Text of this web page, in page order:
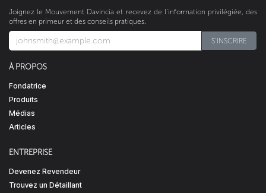
Joignez le Mouvement Davincia et recevez de l’information privilégiée, des
offres en primeur et des conseils pratiques.
S'INSCRIRE​​​​
À PROPOS
Fondatrice
Produits
Médias
Articles
ENTREPRISE
Devenez Revendeur
Trouvez un Détaillant